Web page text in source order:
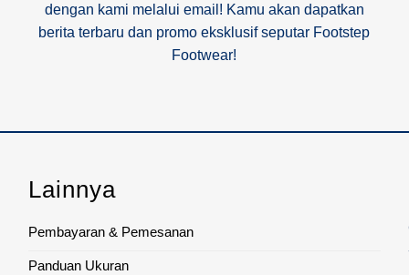
dengan kami melalui email! Kamu akan dapatkan
berita terbaru dan promo eksklusif seputar Footstep
Footwear!
Lainnya
Pembayaran & Pemesanan
Panduan Ukuran